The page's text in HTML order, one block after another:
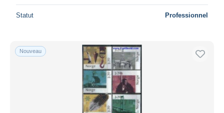
Statut Professionnel
Nouveau